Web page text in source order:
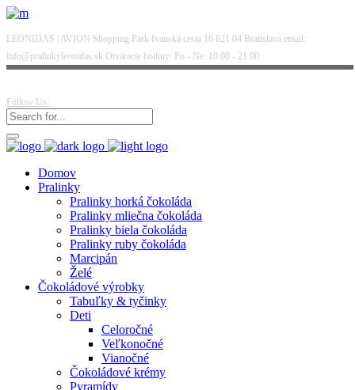
LEONIDAS | AVION Shopping Park Ivanská cesta 16 821 04 Bratislava email:
info@pralinkyleonidas.sk Otváracie hodiny: Po - Ne: 10:00 - 21:00
Follow Us:
Domov
Pralinky
Pralinky horká čokoláda
Pralinky mliečna čokoláda
Pralinky biela čokoláda
Pralinky ruby čokoláda
Marcipán
Želé
Čokoládové výrobky
Tabuľky & tyčinky
Deti
Celoročné
Veľkonočné
Vianočné
Čokoládové krémy
Pyramídy